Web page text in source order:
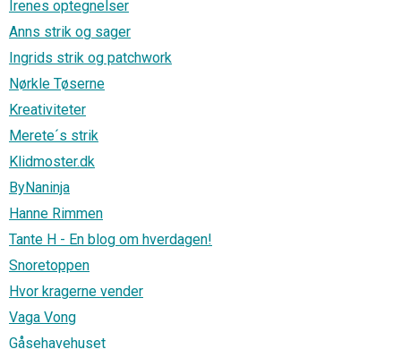
Irenes optegnelser
Anns strik og sager
Ingrids strik og patchwork
Nørkle Tøserne
Kreativiteter
Merete´s strik
Klidmoster.dk
ByNaninja
Hanne Rimmen
Tante H - En blog om hverdagen!
Snoretoppen
Hvor kragerne vender
Vaga Vong
Gåsehavehuset